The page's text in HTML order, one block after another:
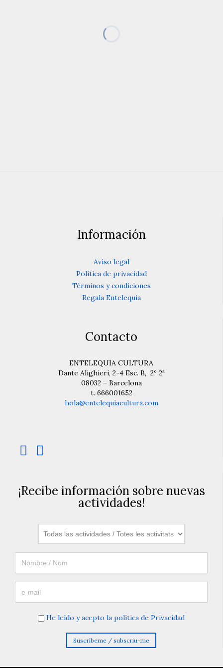
Información
Aviso legal
Política de privacidad
Términos y condiciones
Regala Entelequia
Contacto
ENTELEQUIA CULTURA
Dante Alighieri, 2-4 Esc. B, 2º 2ª
08032 – Barcelona
t. 666001652
hola@entelequiacultura.com
 
¡Recibe información sobre nuevas
actividades!
He leído y acepto la política de Privacidad